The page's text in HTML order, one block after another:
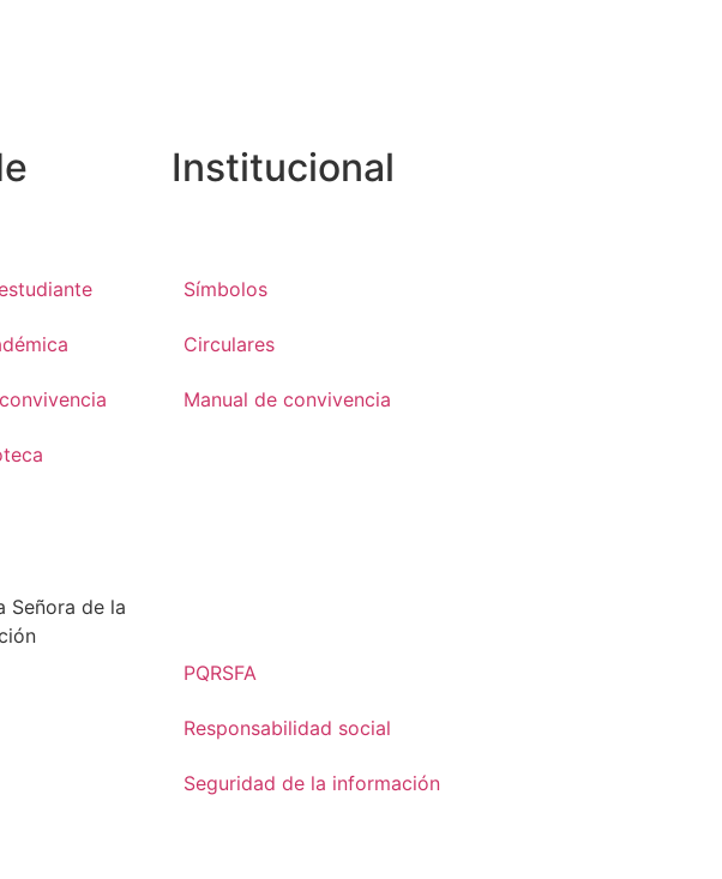
Institucional
Símbolos
Circulares
Manual de convivencia
PQRSFA
Responsabilidad social
Seguridad de la información